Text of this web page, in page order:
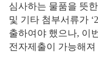
심사하는 물품을 뜻
및 기타 첨부서류가
출하여야 했으나, 이
전자제출이 가능해